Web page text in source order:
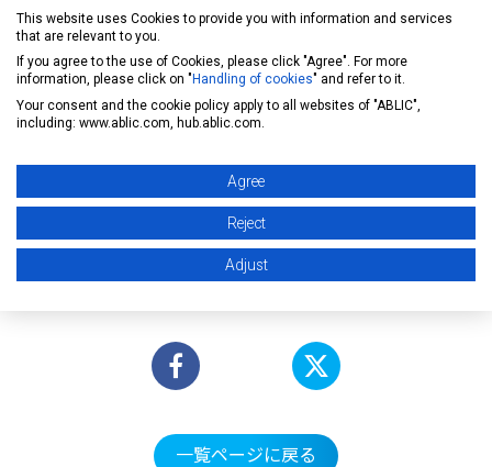
https://webreprint.nikkei.co.jp/r/87F679E814784587BAB7
D4F3B7C3F1EE/
許諾番号：002734
閲覧可能期間：～2026年5月19日迄
● 本件に関するお問い合わせはこちらまでお寄せくださ
一覧ページに戻る
This website uses Cookies to provide you with information and services
that are relevant to you.
If you agree to the use of Cookies, please click "Agree". For more
information, please click on "Handling of cookies" and refer to it.
Your consent and the cookie policy apply to all websites of "ABLIC",
including: www.ablic.com, hub.ablic.com.
Agree
Reject
Adjust